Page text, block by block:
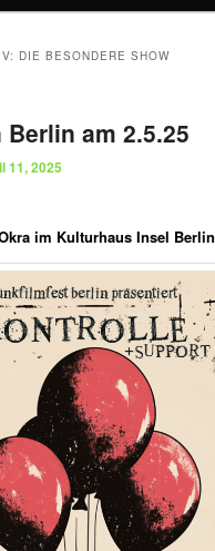
DIE BESONDERE SHOW
am 2.5.25
11, 2025
im Kulturhaus Insel Berlin